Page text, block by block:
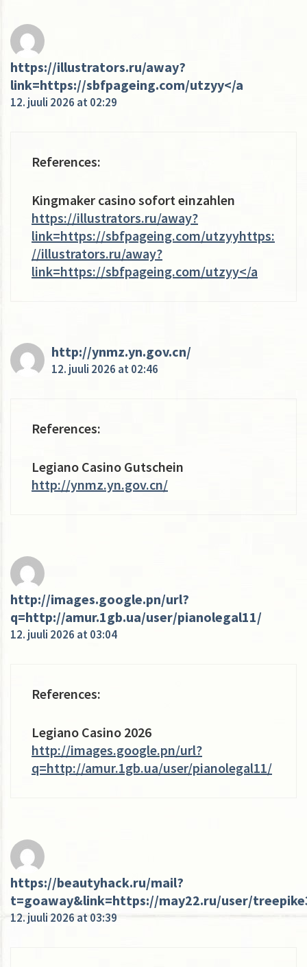
https://illustrators.ru/away?
link=https://sbfpageing.com/utzyy</a
12. juuli 2026 at 02:29
References:
Kingmaker casino sofort einzahlen
https://illustrators.ru/away?
link=https://sbfpageing.com/utzyyhttps:
//illustrators.ru/away?
link=https://sbfpageing.com/utzyy</a
http://ynmz.yn.gov.cn/
12. juuli 2026 at 02:46
References:
Legiano Casino Gutschein
http://ynmz.yn.gov.cn/
http://images.google.pn/url?
q=http://amur.1gb.ua/user/pianolegal11/
12. juuli 2026 at 03:04
References:
Legiano Casino 2026
http://images.google.pn/url?
q=http://amur.1gb.ua/user/pianolegal11/
https://beautyhack.ru/mail?
t=goaway&link=https://may22.ru/user/
12. juuli 2026 at 03:39